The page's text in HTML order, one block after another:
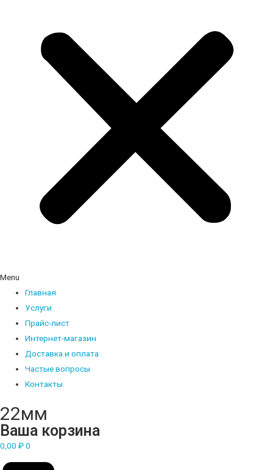
Menu
Главная
Услуги
Прайс-лист
Интернет-магазин
Доставка и оплата
Частые вопросы
Контакты
22мм
Ваша корзина
0,00 ₽0